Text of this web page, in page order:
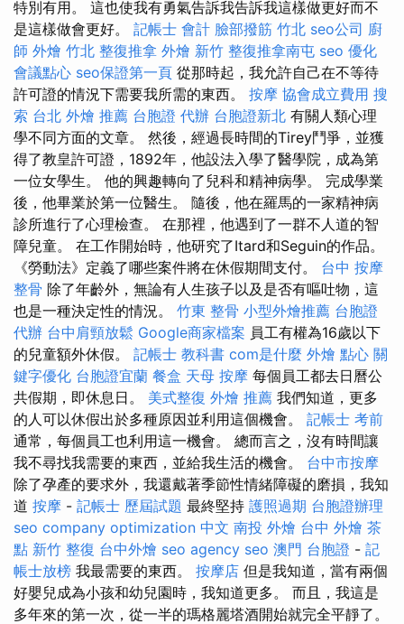
特別有用。 這也使我有勇氣告訴我告訴我這樣做更好而不
是這樣做會更好。 記帳士 會計 臉部撥筋 竹北 seo公司 廚
師 外燴 竹北 整復推拿 外燴 新竹 整復推拿南屯 seo 優化
會議點心 seo保證第一頁 從那時起，我允許自己在不等待
許可證的情況下需要我所需的東西。 按摩 協會成立費用 搜
索 台北 外燴 推薦 台胞證 代辦 台胞證新北 有關人類心理
學不同方面的文章。 然後，經過長時間的Tirey鬥爭，並獲
得了教皇許可證，1892年，他設法入學了醫學院，成為第
一位女學生。 他的興趣轉向了兒科和精神病學。 完成學業
後，他畢業於第一位醫生。 隨後，他在羅馬的一家精神病
診所進行了心理檢查。 在那裡，他遇到了一群不人道的智
障兒童。 在工作開始時，他研究了Itard和Seguin的作品。
《勞動法》定義了哪些案件將在休假期間支付。 台中 按摩
整骨 除了年齡外，無論有人生孩子以及是否有嘔吐物，這
也是一種決定性的情況。 竹東 整骨 小型外燴推薦 台胞證
代辦 台中肩頸放鬆 Google商家檔案 員工有權為16歲以下
的兒童額外休假。 記帳士 教科書 com是什麼 外燴 點心 關
鍵字優化 台胞證宜蘭 餐盒 天母 按摩 每個員工都去日曆公
共假期，即休息日。 美式整復 外燴 推薦 我們知道，更多
的人可以休假出於多種原因並利用這個機會。 記帳士 考前
通常，每個員工也利用這一機會。 總而言之，沒有時間讓
我不尋找我需要的東西，並給我生活的機會。 台中市按摩
除了孕產的要求外，我還戴著季節性情緒障礙的磨損，我知
道 按摩 - 記帳士 歷屆試題 最終堅持 護照過期 台胞證辦理
seo company optimization 中文 南投 外燴 台中 外燴 茶
點 新竹 整復 台中外燴 seo agency seo 澳門 台胞證 - 記
帳士放榜 我最需要的東西。 按摩店 但是我知道，當有兩個
好嬰兒成為小孩和幼兒園時，我知道更多。 而且，我這是
多年來的第一次，從一半的瑪格麗塔酒開始就完全平靜了。